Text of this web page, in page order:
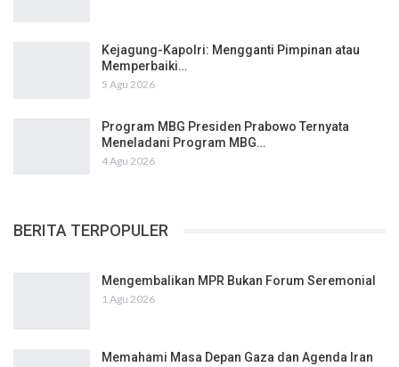
Kejagung-Kapolri: Mengganti Pimpinan atau
Memperbaiki…
5 Agu 2026
Program MBG Presiden Prabowo Ternyata
Meneladani Program MBG…
4 Agu 2026
BERITA TERPOPULER
Mengembalikan MPR Bukan Forum Seremonial
1 Agu 2026
Memahami Masa Depan Gaza dan Agenda Iran